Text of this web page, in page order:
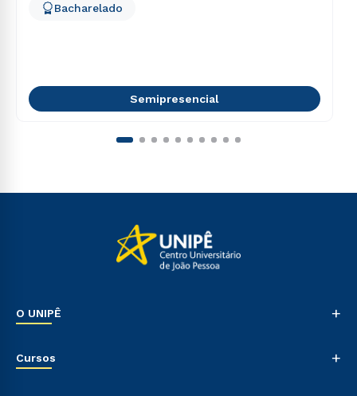
Bacharelado
Semipresencial
O UNIPÊ +
Sala de Imprensa
Cursos +